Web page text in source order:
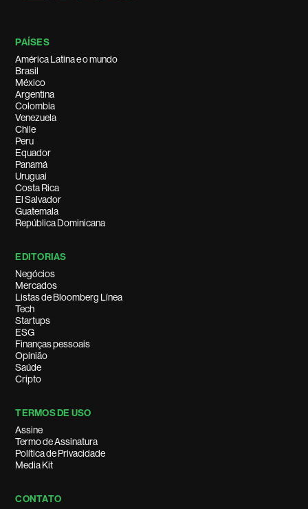
PAÍSES
América Latina e o mundo
Brasil
México
Argentina
Colombia
Venezuela
Chile
Peru
Equador
Panamá
Uruguai
Costa Rica
El Salvador
Guatemala
República Dominicana
EDITORIAS
Negócios
Mercados
Listas de Bloomberg Línea
Tech
Startups
ESG
Finanças pessoais
Opinião
Saúde
Cripto
TERMOS DE USO
Assine
Termo de Assinatura
Política de Privacidade
Media Kit
CONTATO